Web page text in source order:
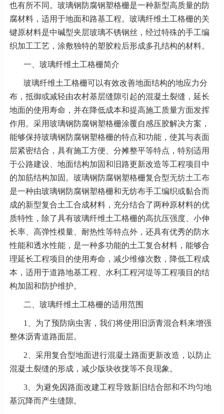
也有所不同。玻璃钢防腐钢塑格栅是一种新型高质量的防
腐材料，适用于地面和路基工程。玻璃纤维土工格栅的关
键原材料是中碱型夹层玻璃不锈钢丝，经过特殊的手工编
织加工工艺，涂敷独特的塑胶粒后形成多孔结构的材料。
一、玻璃纤维土工格栅简介
玻璃纤维土工格栅可以有效改善地面结构的地应力分
布，抵御或减轻由农村基层缝隙引起的混凝土裂缝，延长
地面的使用寿命，并在降低成本和提高施工质量方面发挥
作用。采用玻璃钢防腐钢塑格栅涂覆自感压胶解决方案，
能够保持玻璃钢防腐钢塑格栅的特点和功能，使其与表面
层紧密结合，具有施工方便、分摊整平等特点，特别适用
于公路建设、地面结构加固和旧路更新改造等工程项目中
的加筋结构加固。玻璃钢防腐钢塑格栅复合型无纺土工布
是一种由玻璃钢防腐钢塑格栅和无纺布手工编织或黏合而
成的新型复合土工合成材料，充分结合了两种原材料的优
质特性，除了具有玻璃纤维土工格栅的高抗压强度、小伸
长率、高弹性模量、耐热性等特点外，还具有优秀的防水
性能和透水性能，是一种多功能的土工复合材料，能够合
理延长工程项目的使用寿命，减少维修次数，降低工程成
本，适用于道路地基工程、水利工程河堤等工程项目的结
构加固和防护维护。
二、玻璃纤维土工格栅的适用范围
1、为了预防病虫害，我们将使用旧沥青混合料来增强
整体沥青道路面层。
2、采用复合型地面进行混凝土路面更新改造，以防止
混凝土裂缝的形成，减少版块收拢等不良现象。
3、为避免因路面改建工程导致新旧结合部和不均匀地
基沉降而产生缝隙。